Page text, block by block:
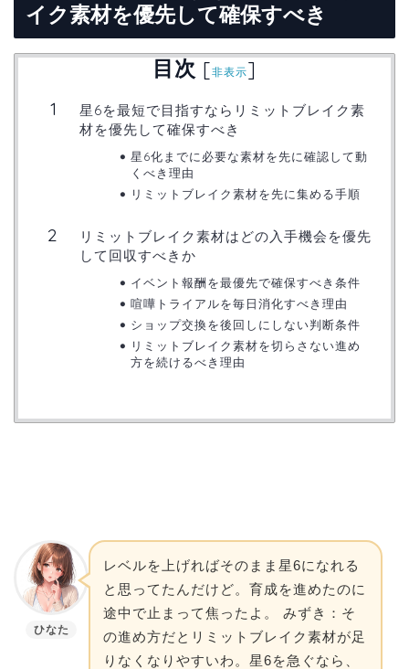
イク素材を優先して確保すべき
目次 [非表示]
星6を最短で目指すならリミットブレイク素
材を優先して確保すべき
星6化までに必要な素材を先に確認して動
くべき理由
リミットブレイク素材を先に集める手順
リミットブレイク素材はどの入手機会を優先
して回収すべきか
イベント報酬を最優先で確保すべき条件
喧嘩トライアルを毎日消化すべき理由
ショップ交換を後回しにしない判断条件
リミットブレイク素材を切らさない進め
方を続けるべき理由
ひなた
レベルを上げればそのまま星6になれる
と思ってたんだけど。育成を進めたのに
途中で止まって焦ったよ。 みずき：そ
の進め方だとリミットブレイク素材が足
りなくなりやすいわ。星6を急ぐなら、